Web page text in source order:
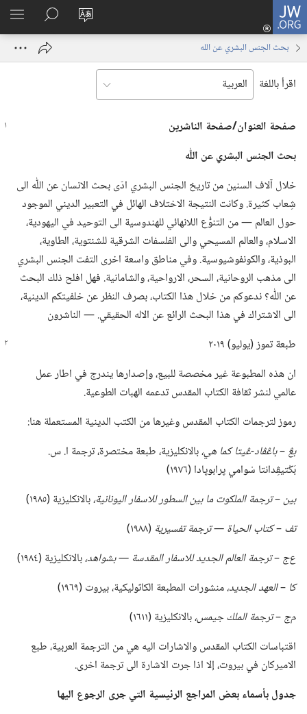
JW.ORG
تغيير
الموقع
تسجيل
الدخول
نافذة
البحث
في
JW.‎ORG
بحث الجنس البشري عن الله
اقرأ باللغة
صفحة العنوان/‏صفحة الناشرين
بحث الجنس البشري عن اللّٰه
خلال آلاف السنين من تاريخ الجنس البشري ادّى بحث الانسان عن اللّٰه الى
شِعاب كثيرة.‏ وكانت النتيجة الاختلاف الهائل في التعبير الديني الموجود
حول العالم —‏ من التنوُّع اللانهائي للهندوسية الى التوحيد في اليهودية،‏
الاسلام،‏ والعالم المسيحي والى الفلسفات الشرقية للشنتوية،‏ الطاوية،‏
البوذية،‏ والكونفوشيوسية.‏ وفي مناطق واسعة اخرى التفت الجنس البشري
الى مذهب الروحانية،‏ السحر،‏ الارواحية،‏ والشامانية.‏ فهل افلح ذلك البحث
عن اللّٰه؟‏ ندعوكم من خلال هذا الكتاب،‏ بصرف النظر عن خلفيتكم الدينية،‏
الى الاشتراك في هذا البحث الرائع عن الاله الحقيقي.‏ —‏ الناشرون
طبعة تموز (‏يوليو)‏ ٢٠١٩
ان هذه المطبوعة غير مخصصة للبيع،‏ وإصدارها يندرج في اطار عمل
عالمي لنشر ثقافة الكتاب المقدس تدعمه الهبات الطوعية.‏
رموز لترجمات الكتاب المقدس وغيرها من الكتب الدينية المستعملة هنا:‏
بڠ‏–‏باڠڤاد-‏ڠيتا كما هي،‏بالانكليزية،‏ طبعة مختصرة،‏ ترجمة ا.‏ س.‏
بَكْتيڤِدانتا سْوامي پرابوپادا (‏١٩٧٦)‏
بين‏–‏ترجمة الملكوت ما بين السطور للاسفار اليونانية،‏بالانكليزية (‏١٩٨٥)‏
تف‏–‏كتاب الحياة —‏ ترجمة تفسيرية ‏(‏١٩٨٨)‏
ع‌ج‏–‏ترجمة العالم الجديد للاسفار المقدسة —‏ بشواهد،‏بالانكليزية (‏١٩٨٤)‏
كا ‏–‏العهد الجديد،‏منشورات المطبعة الكاثوليكية،‏ بيروت (‏١٩٦٩)‏
م‌ج‏–‏ترجمة الملك جيمس،‏بالانكليزية (‏١٦١١)‏
اقتباسات الكتاب المقدس والاشارات اليه هي من الترجمة العربية،‏ طبع
الاميركان في بيروت،‏ إلا اذا جرت الاشارة الى ترجمة اخرى.‏
جدول بأسماء بعض المراجع الرئيسية التي جرى الرجوع اليها